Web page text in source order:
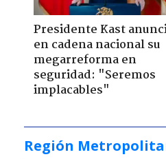
Presidente Kast
en cadena nacional su
megarreforma en
seguridad: "Seremos
implacables"
Región